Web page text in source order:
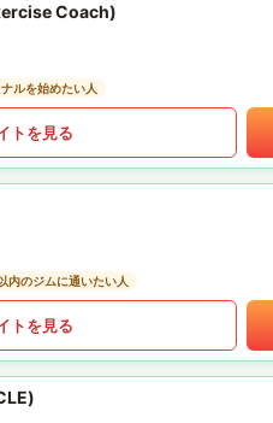
Coach)
ルを始めたい人
トを見る
内のジムに通いたい人
トを見る